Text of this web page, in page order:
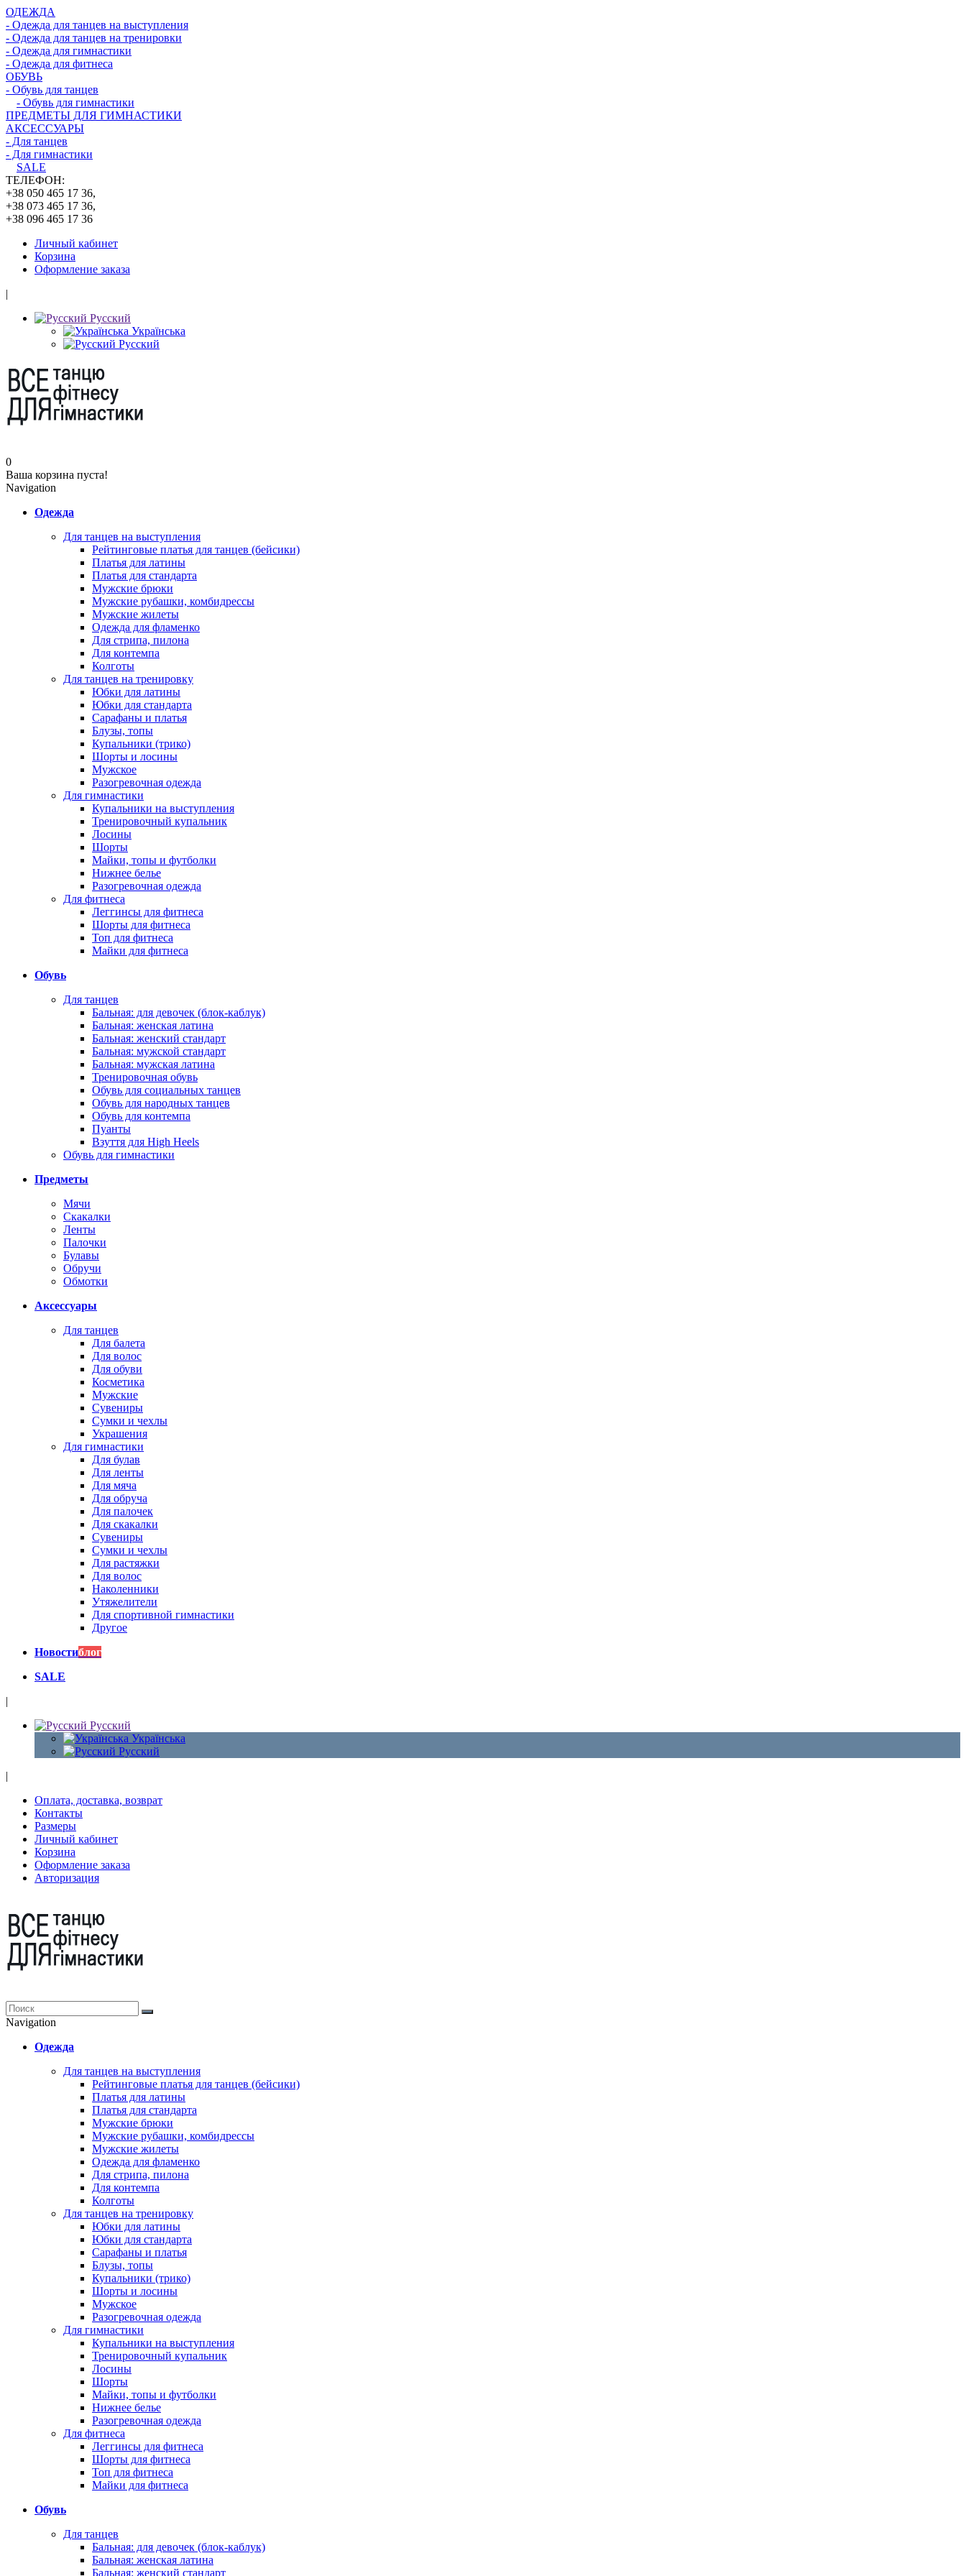
ОДЕЖДА
- Одежда для танцев на выступления
- Одежда для танцев на тренировки
- Одежда для гимнастики
- Одежда для фитнеса
ОБУВЬ
- Обувь для танцев
- Обувь для гимнастики
ПРЕДМЕТЫ ДЛЯ ГИМНАСТИКИ
АКСЕССУАРЫ
- Для танцев
- Для гимнастики
SALE
ТЕЛЕФОН:
+38 050 465 17 36,
+38 073 465 17 36,
+38 096 465 17 36
Личный кабинет
Корзина
Оформление заказа
|
Русский
Українська
Русский
0
Ваша корзина пуста!
Navigation
Одежда
Для танцев на выступления
Рейтинговые платья для танцев (бейсики)
Платья для латины
Платья для стандарта
Мужские брюки
Мужские рубашки, комбидрессы
Мужские жилеты
Одежда для фламенко
Для стрипа, пилона
Для контемпа
Колготы
Для танцев на тренировку
Юбки для латины
Юбки для стандарта
Сарафаны и платья
Блузы, топы
Купальники (трико)
Шорты и лосины
Мужское
Разогревочная одежда
Для гимнастики
Купальники на выступления
Тренировочный купальник
Лосины
Шорты
Майки, топы и футболки
Нижнее белье
Разогревочная одежда
Для фитнеса
Леггинсы для фитнеса
Шорты для фитнеса
Топ для фитнеса
Майки для фитнеса
Обувь
Для танцев
Бальная: для девочек (блок-каблук)
Бальная: женская латина
Бальная: женский стандарт
Бальная: мужской стандарт
Бальная: мужская латина
Тренировочная обувь
Обувь для социальных танцев
Обувь для народных танцев
Обувь для контемпа
Пуанты
Взуття для High Heels
Обувь для гимнастики
Предметы
Мячи
Скакалки
Ленты
Палочки
Булавы
Обручи
Обмотки
Аксессуары
Для танцев
Для балета
Для волос
Для обуви
Косметика
Мужские
Сувениры
Сумки и чехлы
Украшения
Для гимнастики
Для булав
Для ленты
Для мяча
Для обруча
Для палочек
Для скакалки
Сувениры
Сумки и чехлы
Для растяжки
Для волос
Наколенники
Утяжелители
Для спортивной гимнастики
Другое
Новостиблог
SALE
|
Русский
Українська
Русский
|
Оплата, доставка, возврат
Контакты
Размеры
Личный кабинет
Корзина
Оформление заказа
Авторизация
Navigation
Одежда
Для танцев на выступления
Рейтинговые платья для танцев (бейсики)
Платья для латины
Платья для стандарта
Мужские брюки
Мужские рубашки, комбидрессы
Мужские жилеты
Одежда для фламенко
Для стрипа, пилона
Для контемпа
Колготы
Для танцев на тренировку
Юбки для латины
Юбки для стандарта
Сарафаны и платья
Блузы, топы
Купальники (трико)
Шорты и лосины
Мужское
Разогревочная одежда
Для гимнастики
Купальники на выступления
Тренировочный купальник
Лосины
Шорты
Майки, топы и футболки
Нижнее белье
Разогревочная одежда
Для фитнеса
Леггинсы для фитнеса
Шорты для фитнеса
Топ для фитнеса
Майки для фитнеса
Обувь
Для танцев
Бальная: для девочек (блок-каблук)
Бальная: женская латина
Бальная: женский стандарт